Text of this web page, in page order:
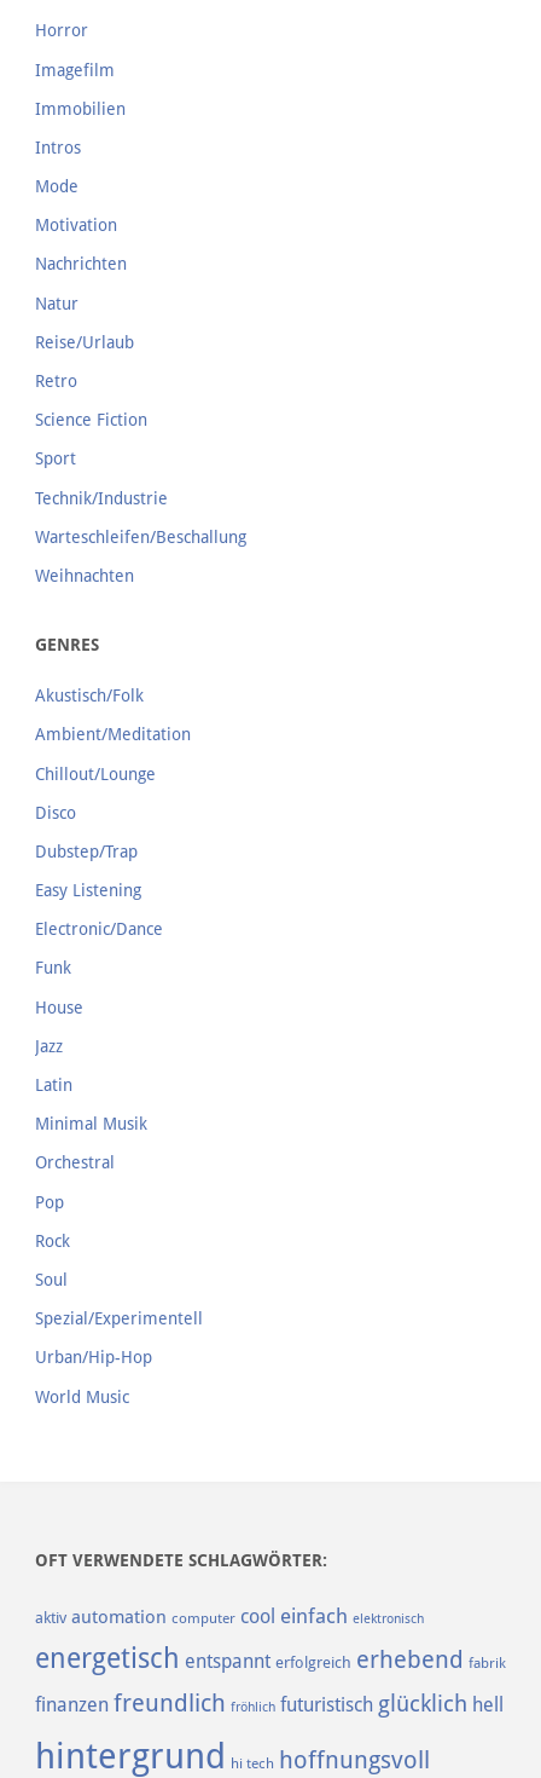
Horror
Imagefilm
Immobilien
Intros
Mode
Motivation
Nachrichten
Natur
Reise/Urlaub
Retro
Science Fiction
Sport
Technik/Industrie
Warteschleifen/Beschallung
Weihnachten
GENRES
Akustisch/Folk
Ambient/Meditation
Chillout/Lounge
Disco
Dubstep/Trap
Easy Listening
Electronic/Dance
Funk
House
Jazz
Latin
Minimal Musik
Orchestral
Pop
Rock
Soul
Spezial/Experimentell
Urban/Hip-Hop
World Music
OFT VERWENDETE SCHLAGWÖRTER:
aktiv automation computer cool einfach elektronisch
energetisch entspannt erfolgreich erhebend fabrik
finanzen freundlich fröhlich futuristisch glücklich hell
hintergrund hi tech hoffnungsvoll